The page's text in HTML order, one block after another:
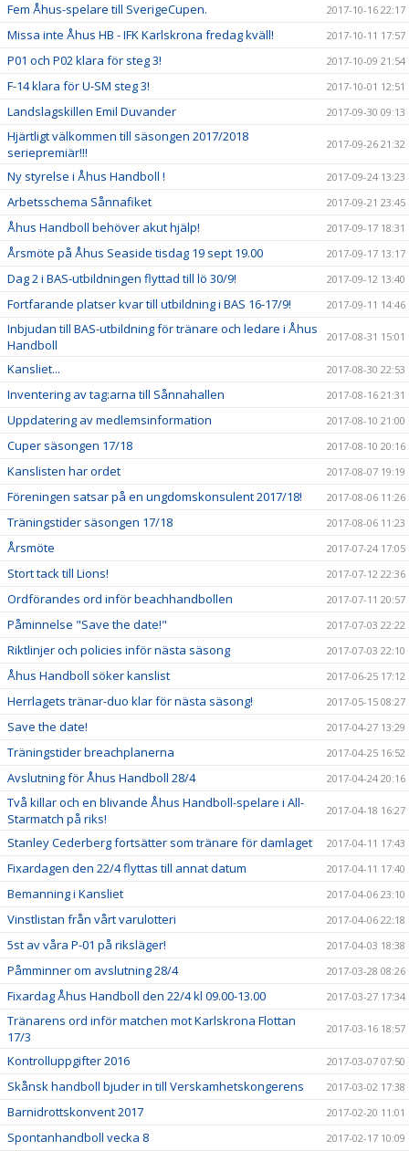
Fem Åhus-spelare till SverigeCupen. 2017-10-16 22:17
Missa inte Åhus HB - IFK Karlskrona fredag kväll! 2017-10-11 17:57
P01 och P02 klara för steg 3! 2017-10-09 21:54
F-14 klara för U-SM steg 3! 2017-10-01 12:51
Landslagskillen Emil Duvander 2017-09-30 09:13
Hjärtligt välkommen till säsongen 2017/2018
seriepremiär!!!
2017-09-26 21:32
Ny styrelse i Åhus Handboll ! 2017-09-24 13:23
Arbetsschema Sånnafiket 2017-09-21 23:45
Åhus Handboll behöver akut hjälp! 2017-09-17 18:31
Årsmöte på Åhus Seaside tisdag 19 sept 19.00 2017-09-17 13:17
Dag 2 i BAS-utbildningen flyttad till lö 30/9! 2017-09-12 13:40
Fortfarande platser kvar till utbildning i BAS 16-17/9! 2017-09-11 14:46
Inbjudan till BAS-utbildning för tränare och ledare i Åhus
Handboll
2017-08-31 15:01
Kansliet... 2017-08-30 22:53
Inventering av tag:arna till Sånnahallen 2017-08-16 21:31
Uppdatering av medlemsinformation 2017-08-10 21:00
Cuper säsongen 17/18 2017-08-10 20:16
Kanslisten har ordet 2017-08-07 19:19
Föreningen satsar på en ungdomskonsulent 2017/18! 2017-08-06 11:26
Träningstider säsongen 17/18 2017-08-06 11:23
Årsmöte 2017-07-24 17:05
Stort tack till Lions! 2017-07-12 22:36
Ordförandes ord inför beachhandbollen 2017-07-11 20:57
Påminnelse "Save the date!" 2017-07-03 22:22
Riktlinjer och policies inför nästa säsong 2017-07-03 22:10
Åhus Handboll söker kanslist 2017-06-25 17:12
Herrlagets tränar-duo klar för nästa säsong! 2017-05-15 08:27
Save the date! 2017-04-27 13:29
Träningstider breachplanerna 2017-04-25 16:52
Avslutning för Åhus Handboll 28/4 2017-04-24 20:16
Två killar och en blivande Åhus Handboll-spelare i All-
Starmatch på riks!
2017-04-18 16:27
Stanley Cederberg fortsätter som tränare för damlaget 2017-04-11 17:43
Fixardagen den 22/4 flyttas till annat datum 2017-04-11 17:40
Bemanning i Kansliet 2017-04-06 23:10
Vinstlistan från vårt varulotteri 2017-04-06 22:18
5st av våra P-01 på riksläger! 2017-04-03 18:38
Påmminner om avslutning 28/4 2017-03-28 08:26
Fixardag Åhus Handboll den 22/4 kl 09.00-13.00 2017-03-27 17:34
Tränarens ord inför matchen mot Karlskrona Flottan
17/3
2017-03-16 18:57
Kontrolluppgifter 2016 2017-03-07 07:50
Skånsk handboll bjuder in till Verskamhetskongerens 2017-03-02 17:38
Barnidrottskonvent 2017 2017-02-20 11:01
Spontanhandboll vecka 8 2017-02-17 10:09